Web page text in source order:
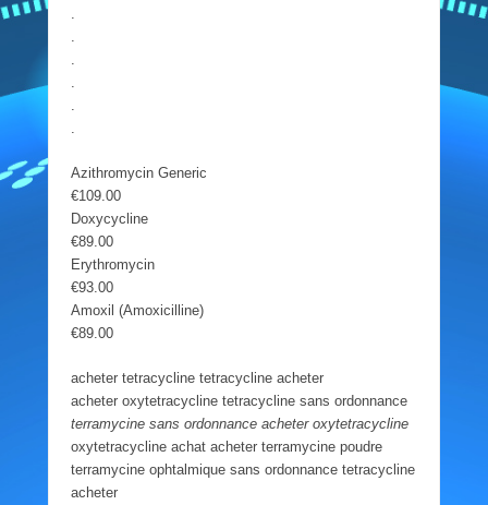
Azithromycin Generic
€109.00
Doxycycline
€89.00
Erythromycin
€93.00
Amoxil (Amoxicilline)
€89.00
acheter tetracycline tetracycline acheter
acheter oxytetracycline tetracycline sans ordonnance
terramycine sans ordonnance acheter oxytetracycline
oxytetracycline achat acheter terramycine poudre
terramycine ophtalmique sans ordonnance tetracycline
acheter